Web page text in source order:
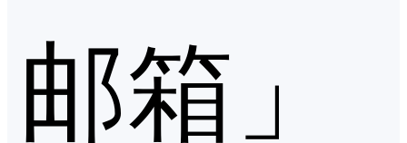
邮箱」